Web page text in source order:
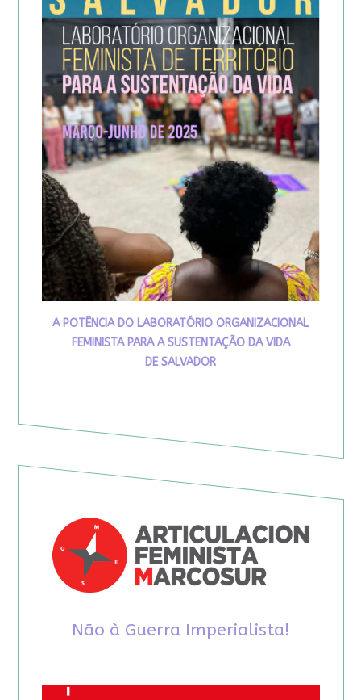
A POTÊNCIA DO LABORATÓRIO ORGANIZACIONAL
FEMINISTA PARA A SUSTENTAÇÃO DA VIDA
DE SALVADOR
Não à Guerra Imperialista!